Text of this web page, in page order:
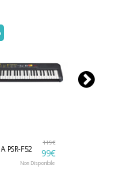
PSR-F52
119€
99€
Non Disponibile